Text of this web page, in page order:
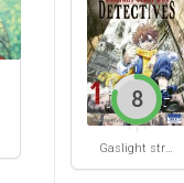
Gaslight stray dog detectives #1
8